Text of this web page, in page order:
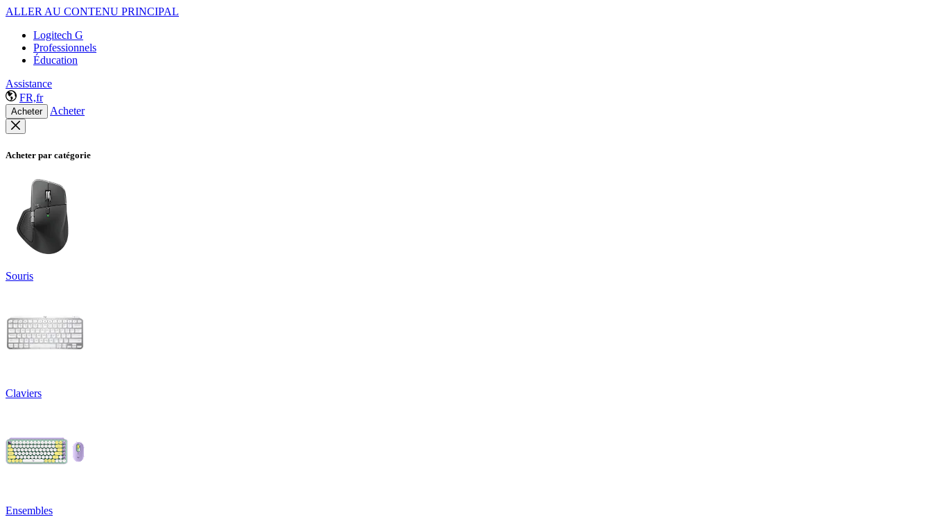
ALLER AU CONTENU PRINCIPAL
Logitech G
Professionnels
Éducation
Assistance
FR,fr
Acheter Acheter
Acheter par catégorie
Souris
Claviers
Ensembles